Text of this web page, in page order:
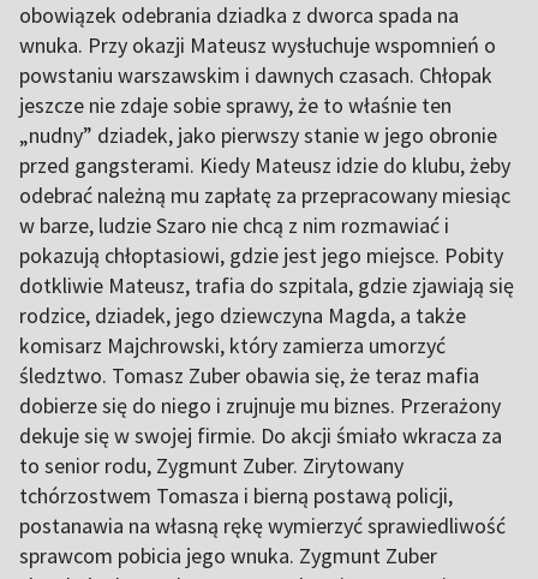
obowiązek odebrania dziadka z dworca spada na
wnuka. Przy okazji Mateusz wysłuchuje wspomnień o
powstaniu warszawskim i dawnych czasach. Chłopak
jeszcze nie zdaje sobie sprawy, że to właśnie ten
„nudny” dziadek, jako pierwszy stanie w jego obronie
przed gangsterami. Kiedy Mateusz idzie do klubu, żeby
odebrać należną mu zapłatę za przepracowany miesiąc
w barze, ludzie Szaro nie chcą z nim rozmawiać i
pokazują chłoptasiowi, gdzie jest jego miejsce. Pobity
dotkliwie Mateusz, trafia do szpitala, gdzie zjawiają się
rodzice, dziadek, jego dziewczyna Magda, a także
komisarz Majchrowski, który zamierza umorzyć
śledztwo. Tomasz Zuber obawia się, że teraz mafia
dobierze się do niego i zrujnuje mu biznes. Przerażony
dekuje się w swojej firmie. Do akcji śmiało wkracza za
to senior rodu, Zygmunt Zuber. Zirytowany
tchórzostwem Tomasza i bierną postawą policji,
postanawia na własną rękę wymierzyć sprawiedliwość
sprawcom pobicia jego wnuka. Zygmunt Zuber